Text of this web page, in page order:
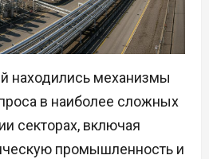
находились механизмы
в наиболее сложных
секторах, включая
промышленность и